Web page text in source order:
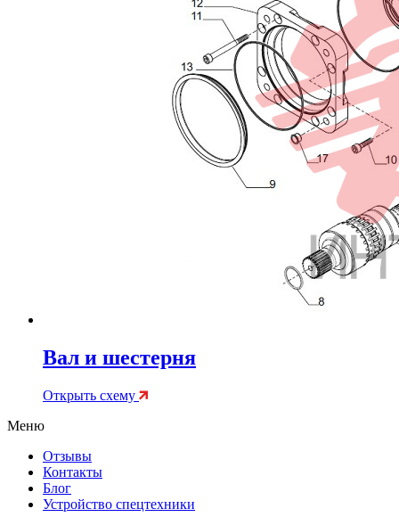
Вал и шестерня
Открыть схему
Меню
Отзывы
Контакты
Блог
Устройство спецтехники